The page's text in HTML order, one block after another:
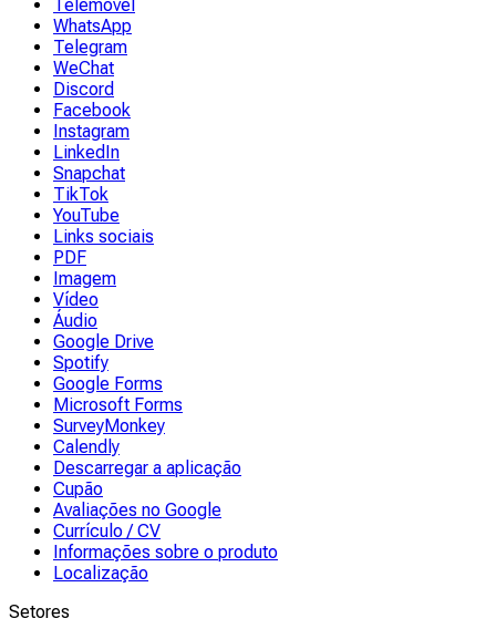
Telemóvel
WhatsApp
Telegram
WeChat
Discord
Facebook
Instagram
LinkedIn
Snapchat
TikTok
YouTube
Links sociais
PDF
Imagem
Vídeo
Áudio
Google Drive
Spotify
Google Forms
Microsoft Forms
SurveyMonkey
Calendly
Descarregar a aplicação
Cupão
Avaliações no Google
Currículo / CV
Informações sobre o produto
Localização
Setores